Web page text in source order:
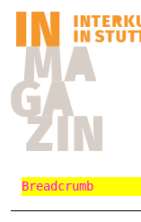
Breadcrumb